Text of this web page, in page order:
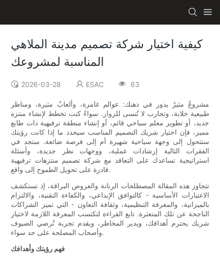
كيفية اختيار شركة تصميم مدينة الملاهي
المناسبة لمشروعك
2026-03-28 ESAC 63
مشروعٌ مثيرٌ يدور في ذهنك: عوالم غامرة، وألعابٌ مثيرة، ومناظر
طبيعية خلابة، وتجارب لا تُنسى للزوار. سواءً كنت تخطط لإنشاء منتزه
جديد، أو تطوير معلم سياحي قائم، أو إنشاء منطقة ترفيهية ذات طابع
مميز، فإن اختيار شريك التصميم المناسب سيحدد ما إذا كانت رؤيتك
ستتحول إلى وجهة سياحية شهيرة أم إلى فرصة ضائعة. ستجد في
الفقرات التالية إرشادات عملية، ووجهات نظر جديدة، وأسئلة
استراتيجية تساعدك على التعاقد مع شركة تصميم منتزهات ترفيهية
قادرة على تحويل الطموح إلى واقع.
تتجاوز هذه المقالة المصطلحات الرنانة والعروض البراقة، إذ تستكشف
الاعتبارات الأساسية - كالتوافق الإبداعي، والكفاءة التقنية، والالتزام
بالميزانية، والمعرفة التنظيمية، وثقافة التعاون - التي تميز الشراكات
الناجحة عن تلك المتعثرة. تابع القراءة لتكتسب المعرفة اللازمة لاختيار
شريك يحترم أهدافك، ويدير المخاطر، ويقدم تجربة تُرضي الضيوف
وأصحاب المصلحة على حد سواء.
فهم رؤيتك وأهدافك